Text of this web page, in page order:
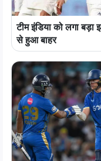
टीम इंडिया को लगा
से हुआ बाहर